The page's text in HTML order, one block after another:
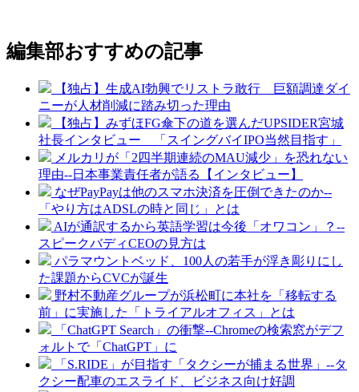
編集部おすすめの記事
【独占】生成AI勃興でリストラ敢行 巨額調達ダイ
ニーが人材削減に踏み切った理由
【独占】みずほFG傘下の道を選んだUPSIDER宮城
社長インタビュー 「スイングバイIPO当然目指す」
メルカリが「2四半期連続のMAU減少」を恐れない
理由--日本事業責任者が語る【インタビュー】
なぜPayPayは他のスマホ決済を圧倒できたのか--
「やり方はADSLの時と同じ」とは
AIが通訳するから英語学習は今後「オワコン」？--
スピークバディCEOの見方は
パラマウントベッド、100人の若手が浮き彫りにし
た課題からCVCが誕生
野村不動産グループが浜松町に本社を「移転する
前」に実施した「トライアルオフィス」とは
「ChatGPT Search」の衝撃--Chromeの検索窓がデフ
ォルトで「ChatGPT」に
「S.RIDE」が目指す「タクシーが捕まる世界」--タ
クシー配車のエスライド、ビジネス向け好調